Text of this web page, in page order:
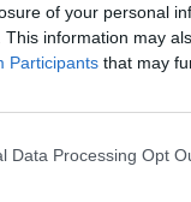
of your personal
This information may
Participants that may
Data Processing Opt
Vicente
Portugal